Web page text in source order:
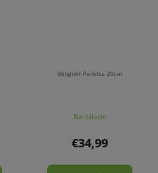
Berghoff Panvica 20cm
Na sklade
€34,99